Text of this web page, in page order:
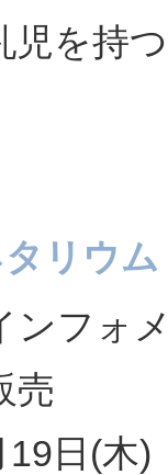
を持
リウム
ンフォ
売
日(木)